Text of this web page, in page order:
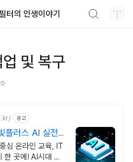
터의 인생이야기
및 복구
광고
플러스 AI 실전
심 온라인 교육, IT
한 곳에! AI시대 개